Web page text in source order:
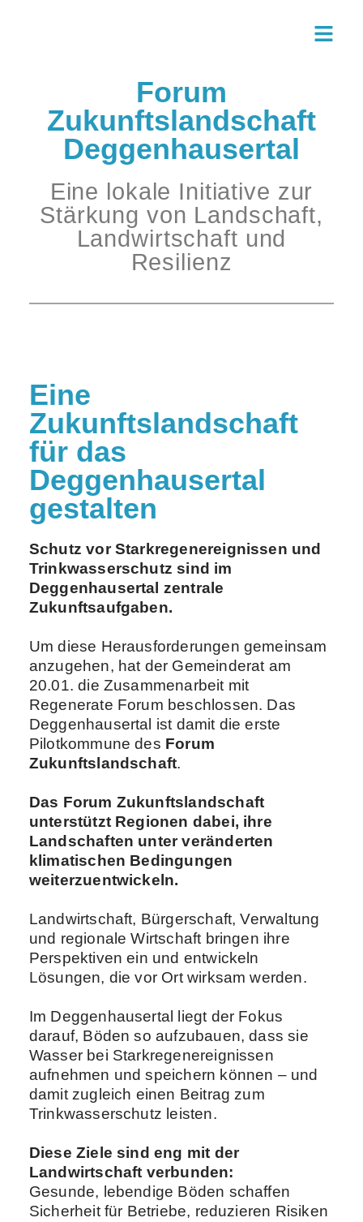
Forum
Zukunftslandschaft
Deggenhausertal
Eine lokale Initiative zur
Stärkung von Landschaft,
Landwirtschaft und
Resilienz
Eine
Zukunftslandschaft
für das
Deggenhausertal
gestalten
Schutz vor Starkregenereignissen und
Trinkwasserschutz sind im
Deggenhausertal zentrale
Zukunftsaufgaben.
Um diese Herausforderungen gemeinsam
anzugehen, hat der Gemeinderat am
20.01. die Zusammenarbeit mit
Regenerate Forum beschlossen. Das
Deggenhausertal ist damit die erste
Pilotkommune des Forum
Zukunftslandschaft.
Das Forum Zukunftslandschaft
unterstützt Regionen dabei, ihre
Landschaften unter veränderten
klimatischen Bedingungen
weiterzuentwickeln.
Landwirtschaft, Bürgerschaft, Verwaltung
und regionale Wirtschaft bringen ihre
Perspektiven ein und entwickeln
Lösungen, die vor Ort wirksam werden.
Im Deggenhausertal liegt der Fokus
darauf, Böden so aufzubauen, dass sie
Wasser bei Starkregenereignissen
aufnehmen und speichern können – und
damit zugleich einen Beitrag zum
Trinkwasserschutz leisten.
Diese Ziele sind eng mit der
Landwirtschaft verbunden:
Gesunde, lebendige Böden schaffen
Sicherheit für Betriebe, reduzieren Risiken